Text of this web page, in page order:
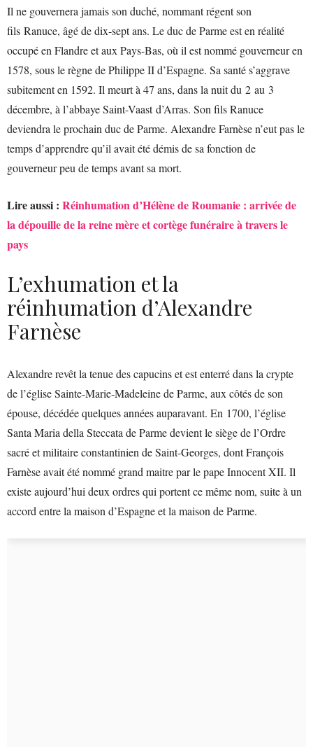
Il ne gouvernera jamais son duché, nommant régent son
fils Ranuce, âgé de dix-sept ans. Le duc de Parme est en réalité
occupé en Flandre et aux Pays-Bas, où il est nommé gouverneur en
1578, sous le règne de Philippe II d’Espagne. Sa santé s’aggrave
subitement en 1592. Il meurt à 47 ans, dans la nuit du 2 au 3
décembre, à l’abbaye Saint-Vaast d’Arras. Son fils Ranuce
deviendra le prochain duc de Parme. Alexandre Farnèse n’eut pas le
temps d’apprendre qu’il avait été démis de sa fonction de
gouverneur peu de temps avant sa mort.
Lire aussi : Réinhumation d’Hélène de Roumanie : arrivée de
la dépouille de la reine mère et cortège funéraire à travers le
pays
L’exhumation et la
réinhumation d’Alexandre
Farnèse
Alexandre revêt la tenue des capucins et est enterré dans la crypte
de l’église Sainte-Marie-Madeleine de Parme, aux côtés de son
épouse, décédée quelques années auparavant. En 1700, l’église
Santa Maria della Steccata de Parme devient le siège de l’Ordre
sacré et militaire constantinien de Saint-Georges, dont François
Farnèse avait été nommé grand maitre par le pape Innocent XII. Il
existe aujourd’hui deux ordres qui portent ce même nom, suite à un
accord entre la maison d’Espagne et la maison de Parme.